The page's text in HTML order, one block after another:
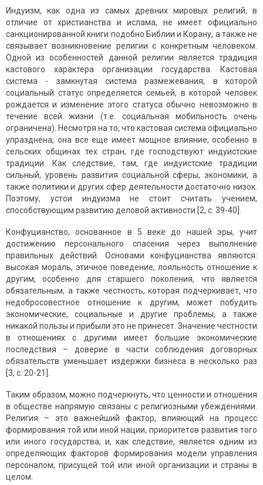
Индуизм, как одна из самых древних мировых религий, в
отличие от христианства и ислама, не имеет официально
санкционированной книги подобно Библии и Корану, а также не
связывает возникновение религии с конкретным человеком.
Одной из особенностей данной религии является традиция
кастового характера организации государства. Кастовая
система - замкнутая система размежевания, в которой
социальный статус определяется семьей, в которой человек
рождается и изменение этого статуса обычно невозможно в
течение всей жизни (т.е. социальная мобильность очень
ограничена). Несмотря на то, что кастовая система официально
упразднена, она все еще имеет мощное влияние, особенно в
сельских общинах тех стран, где господствуют индуистские
традиции. Как следствие, там, где индуистские традиции
сильный, уровень развития социальной сферы, экономики, а
также политики и других сфер деятельности достаточно низок.
Поэтому, устои индуизма не стоит считать учением,
способствующим развитию деловой активности [2, с. 39-40].
Конфуцианство, основанное в 5 веке до нашей эры, учит
достижению персонального спасения через выполнение
правильных действий. Основами конфуцианства являются:
высокая мораль, этичное поведение, лояльность отношение к
другим, особенно для старшего поколения, что является
обязательным, а также честность, которая подчеркивает, что
недобросовестное отношение к другим, может побудить
экономические, социальные и другие проблемы, а также
никакой пользы и прибыли это не принесет. Значение честности
в отношениях с другими имеет большие экономические
последствия – доверие в части соблюдения договорных
обязательств уменьшает издержки бизнеса в несколько раз
[3, с. 20-21].
Таким образом, можно подчеркнуть, что ценности и отношения
в обществе напрямую связаны с религиозными убеждениями.
Религия – это важнейший фактор, влияющий на процесс
формирования той или иной нации, приоритетов развития того
или иного государства, и, как следствие, является одним из
определяющих факторов формирования модели управления
персоналом, присущей той или иной организации и страны в
целом.